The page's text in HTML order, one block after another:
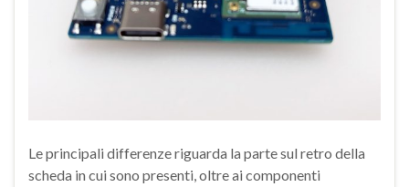
Le principali differenze riguarda la parte sul retro della
scheda in cui sono presenti, oltre ai componenti